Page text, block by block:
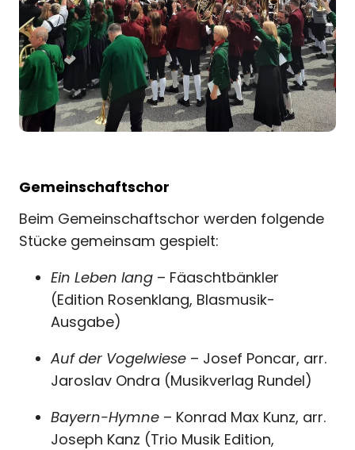
Gemeinschaftschor
Beim Gemeinschaftschor werden folgende
Stücke gemeinsam gespielt:
Ein Leben lang – Fäaschtbänkler
(Edition Rosenklang, Blasmusik-
Ausgabe)
Auf der Vogelwiese – Josef Poncar, arr.
Jaroslav Ondra (Musikverlag Rundel)
Bayern-Hymne – Konrad Max Kunz, arr.
Joseph Kanz (Trio Musik Edition,